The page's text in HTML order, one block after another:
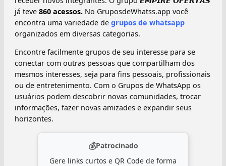
já teve 860 acessos. No GruposdeWhatss.app você
encontra uma variedade de grupos de whatsapp
organizados em diversas categorias.
Encontre facilmente grupos de seu interesse para se
conectar com outras pessoas que compartilham dos
mesmos interesses, seja para fins pessoais, profissionais
ou de entretenimento. Com o Grupos de WhatsApp os
usuários podem descobrir novas comunidades, trocar
informações, fazer novas amizades e expandir seus
horizontes.
💰Patrocinado
Gere links curtos e QR Code de forma